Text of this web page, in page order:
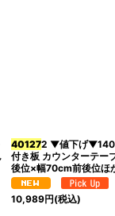
401272 ▼値下げ
付き板 カウンターテ
後位×幅70cm前後位ほ
10,989円(税込)